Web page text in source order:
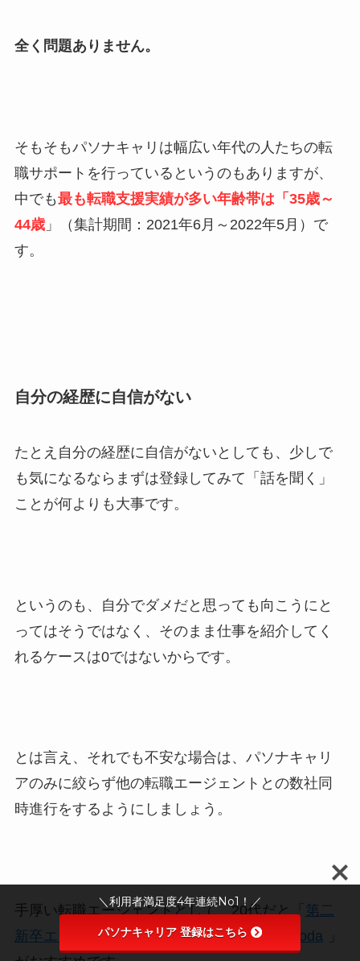
全く問題ありません。
そもそもパソナキャリは幅広い年代の人たちの転
職サポートを行っているというのもありますが、
中でも最も転職支援実績が多い年齢帯は「35歳～
44歳」（集計期間：2021年6月～2022年5月）で
す。
自分の経歴に自信がない
たとえ自分の経歴に自信がないとしても、少しで
も気になるならまずは登録してみて「話を聞く」
ことが何よりも大事です。
というのも、
自分でダメだと思っても向こうにと
ってはそうではなく、そのまま仕事を紹介してく
れるケースは0ではないからです。
とは言え、それでも不安な場合は、パソナキャリ
アのみに絞らず他の転職エージェントとの数社同
時進行をするようにしましょう。
手厚い転職エージェントとして、20代だと「 第二
新卒エージェントneo 」、30代以降だと「 doda
＼利用者満足度4年連続No1！／
パソナキャリア 登録はこちら